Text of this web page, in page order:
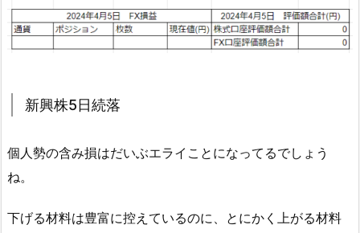
新興株5日続落
個人勢の含み損はだいぶエライことになってるでしょう
ね。
下げる材料は豊富に控えているのに、とにかく上がる材料